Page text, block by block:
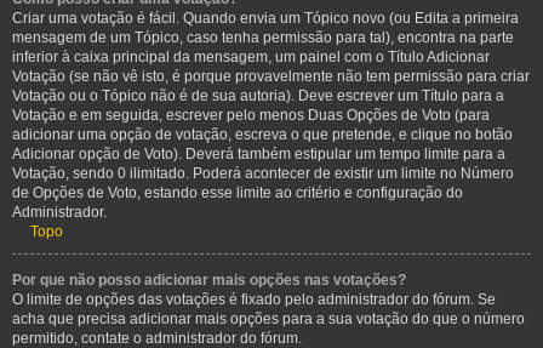
Criar uma votação é fácil. Quando envia um Tópico novo (ou Edita a primeira
mensagem de um Tópico, caso tenha permissão para tal), encontra na parte
inferior à caixa principal da mensagem, um painel com o Título Adicionar
Votação (se não vê isto, é porque provavelmente não tem permissão para criar
Votação ou o Tópico não é de sua autoria). Deve escrever um Título para a
Votação e em seguida, escrever pelo menos Duas Opções de Voto (para
adicionar uma opção de votação, escreva o que pretende, e clique no botão
Adicionar opção de Voto). Deverá também estipular um tempo limite para a
Votação, sendo 0 ilimitado. Poderá acontecer de existir um limite no Número
de Opções de Voto, estando esse limite ao critério e configuração do
Administrador.
Topo
Por que não posso adicionar mais opções nas votações?
O limite de opções das votações é fixado pelo administrador do fórum. Se
acha que precisa adicionar mais opções para a sua votação do que o número
permitido, contate o administrador do fórum.